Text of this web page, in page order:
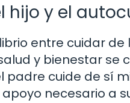
hijo y el
entre cuidar
y bienestar se
padre cuide de sí
necesario a